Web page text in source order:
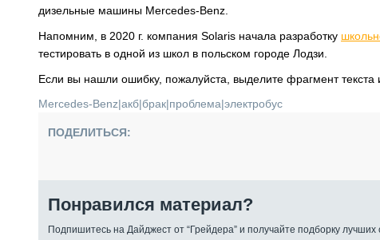
дизельные машины Mercedes-Benz.
Напомним, в 2020 г. компания Solaris начала разработку
тестировать в одной из школ в польском городе Лодзи.
Если вы нашли ошибку, пожалуйста, выделите фрагмент текста
Mercedes-Benz|акб|брак|проблема|электробус
ПОДЕЛИТЬСЯ:
Понравился материал?
Подпишитесь на Дайджест от “Грейдера” и получайте подборку